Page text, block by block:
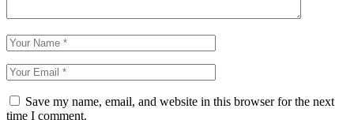
Save my name, email, and website in this browser for the next
time I comment.